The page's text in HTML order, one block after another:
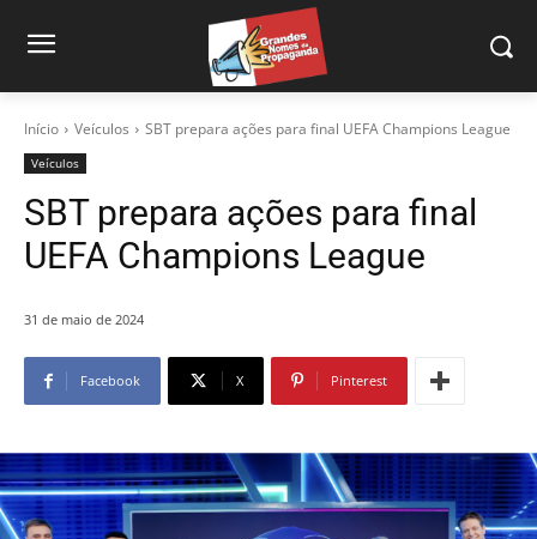
Início Veículos SBT prepara ações para final UEFA Champions League
Veículos
SBT prepara ações para final
UEFA Champions League
31 de maio de 2024
Facebook X Pinterest